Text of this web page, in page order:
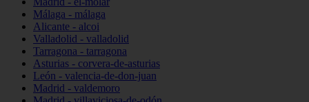
Málaga - málaga
Alicante - alcoi
Valladolid - valladolid
Tarragona - tarragona
Asturias - corvera-de-asturias
León - valencia-de-don-juan
Madrid - valdemoro